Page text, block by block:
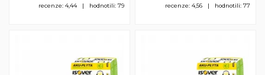
recenze: 4,44 | hodnotili: 79 recenze: 4,56 | hodnotili: 77